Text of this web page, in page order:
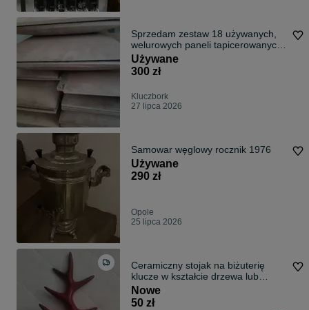
Sprzedam zestaw 18 używanych,
welurowych paneli tapicerowanych
- stan idealny koszt 300 zł do
negocjacji
Używane
300 zł
Kluczbork
27 lipca 2026
Samowar węglowy rocznik 1976
Używane
290 zł
Opole
25 lipca 2026
Ceramiczny stojak na biżuterię
klucze w kształcie drzewa lub
poroża nowy
Nowe
50 zł